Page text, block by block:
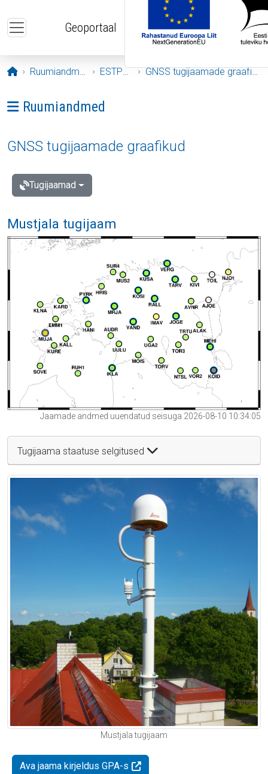
Geoportaal
Avaleht
Ruumiandmed ESTPOS GNSS tugijaamade graafikud
Ava menüü: Ruumiandmed
Ruumiandmed
GNSS tugijaamade graafikud
Tugijaamad
Mustjala tugijaam
Jaamade andmed uuendatud seisuga 2026-08-10 10:34:05
Tugijaama staatuse selgitused
Mustjala tugijaam
Ava jaama kirjeldus GPA-s